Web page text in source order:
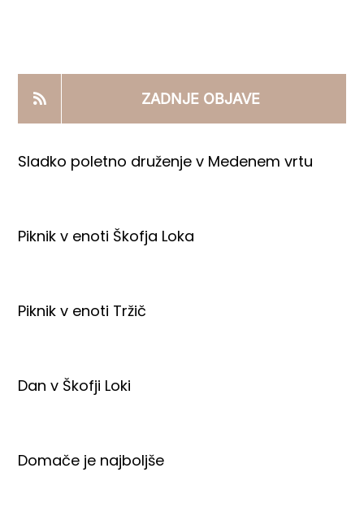
PRODAJNI IZDELKI
AKTUALNO
ZADNJE OBJAVE
Sladko poletno druženje v Medenem vrtu
Piknik v enoti Škofja Loka
Piknik v enoti Tržič
Dan v Škofji Loki
Domače je najboljše